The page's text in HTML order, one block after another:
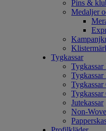
Pins &
Medaljer
Tygkassar
Tygkassar
Tygkassar
Jutekassar
Non-